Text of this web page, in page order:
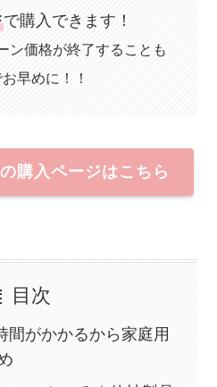
で購入できます！
ン価格が終了することも
早めに！！
購入ページはこちら
目次
間がかかるから家庭用